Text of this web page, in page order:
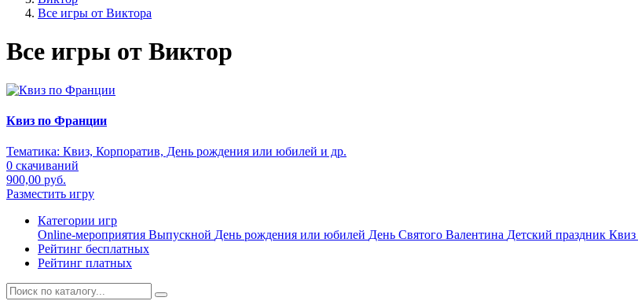
Все игры от Виктора
Все игры от Виктор
Квиз по Франции
Тематика: Квиз, Корпоратив, День рождения или юбилей и др.
0 скачиваний
900,00 руб.
Разместить игру
Категории игр
Online-мероприятия Выпускной День рождения или юбилей День Святого Валентина Детский праздник Квиз
Рейтинг бесплатных
Рейтинг платных